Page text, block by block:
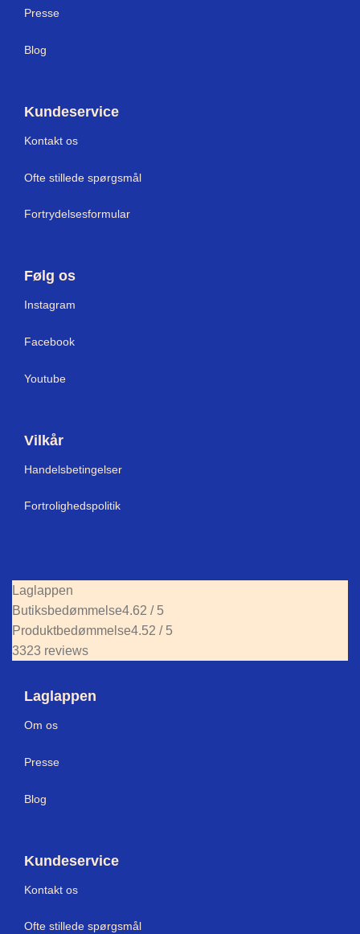
Presse
Blog
Kundeservice
Kontakt os
Ofte stillede spørgsmål
Fortrydelsesformular
Følg os
Instagram
Facebook
Youtube
Vilkår
Handelsbetingelser
Fortrolighedspolitik
Laglappen
Butiksbedømmelse4.62 / 5
Produktbedømmelse4.52 / 5
3323 reviews
Laglappen
Om os
Presse
Blog
Kundeservice
Kontakt os
Ofte stillede spørgsmål